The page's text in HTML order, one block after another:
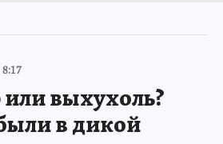
выхухоль?
в дикой